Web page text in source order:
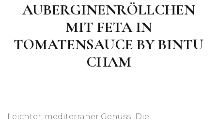
AUBERGINENRÖLLCHEN
MIT FETA IN
TOMATENSAUCE BY BINTU
CHAM
Leichter, mediterraner Genuss! Die